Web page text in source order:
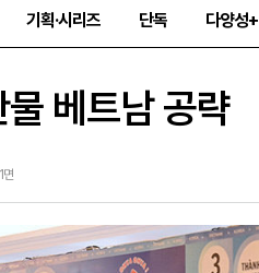
기획·시리즈 단독 다양성+
베트남 공략